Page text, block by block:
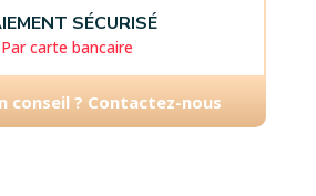
SÉCURISÉ
Par carte bancaire
conseil ? Contactez-nous